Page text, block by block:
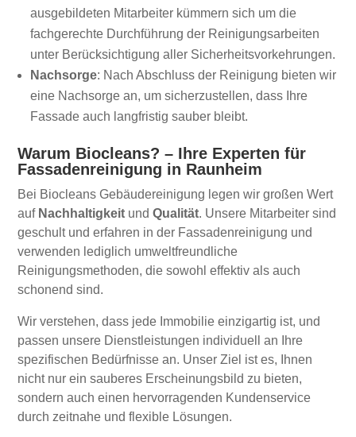
ausgebildeten Mitarbeiter kümmern sich um die
fachgerechte Durchführung der Reinigungsarbeiten
unter Berücksichtigung aller Sicherheitsvorkehrungen.
Nachsorge: Nach Abschluss der Reinigung bieten wir
eine Nachsorge an, um sicherzustellen, dass Ihre
Fassade auch langfristig sauber bleibt.
Warum Biocleans? – Ihre Experten für
Fassadenreinigung in Raunheim
Bei Biocleans Gebäudereinigung legen wir großen Wert
auf Nachhaltigkeit undQualität. Unsere Mitarbeiter sind
geschult und erfahren in der Fassadenreinigung und
verwenden lediglich umweltfreundliche
Reinigungsmethoden, die sowohl effektiv als auch
schonend sind.
Wir verstehen, dass jede Immobilie einzigartig ist, und
passen unsere Dienstleistungen individuell an Ihre
spezifischen Bedürfnisse an. Unser Ziel ist es, Ihnen
nicht nur ein sauberes Erscheinungsbild zu bieten,
sondern auch einen hervorragenden Kundenservice
durch zeitnahe und flexible Lösungen.